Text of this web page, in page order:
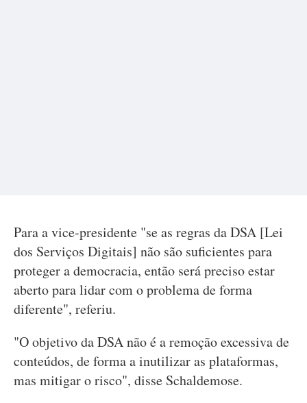
Para a vice-presidente "se as regras da DSA [Lei
dos Serviços Digitais] não são suficientes para
proteger a democracia, então será preciso estar
aberto para lidar com o problema de forma
diferente", referiu.
"O objetivo da DSA não é a remoção excessiva de
conteúdos, de forma a inutilizar as plataformas,
mas mitigar o risco", disse Schaldemose.